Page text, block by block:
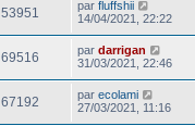
53951 par fluffshii
14/04/2021, 22:22
69516 par darrigan
31/03/2021, 22:46
67192 par ecolami
27/03/2021, 11:16